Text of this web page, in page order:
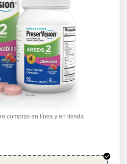
compras en línea y en tienda